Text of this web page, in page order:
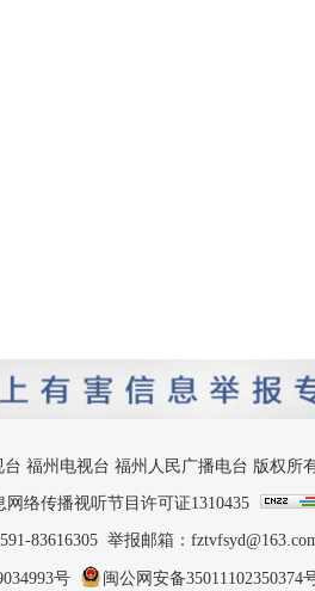
福州电视台 福州人民广播电台 版权所
网络传播视听节目许可证1310435
83616305 举报邮箱：
号
闽公网安备35011102350374